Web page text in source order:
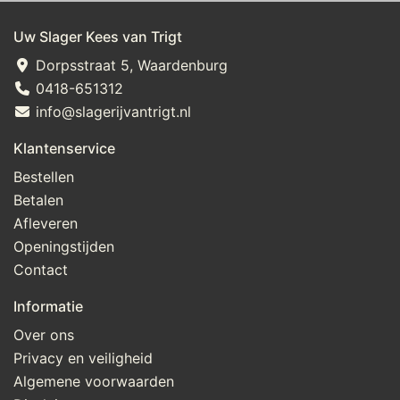
[suiker, water, appelmoes [appel, suiker], azijn,
tomatenpureeconcentraat, honing, SOJAsaus [water,
SOJAboon, zout], gemodificeerd maiszetmeel, zout,
sambal [chilipeper, zout], aroma, gemberpuree
[gember, water, zout, zonnebloemolie], kruiden en
specerij [chilipeper, knoflookpoeder, basilicum,
komijn, fenegriekzaad, kardemom], conserveermiddel:
E202]
Uw Slager Kees van Trigt
Dorpsstraat 5, Waardenburg
0418-651312
info@slagerijvantrigt.nl
Klantenservice
Bestellen
Betalen
Afleveren
Openingstijden
Contact
Informatie
Over ons
Privacy en veiligheid
Algemene voorwaarden